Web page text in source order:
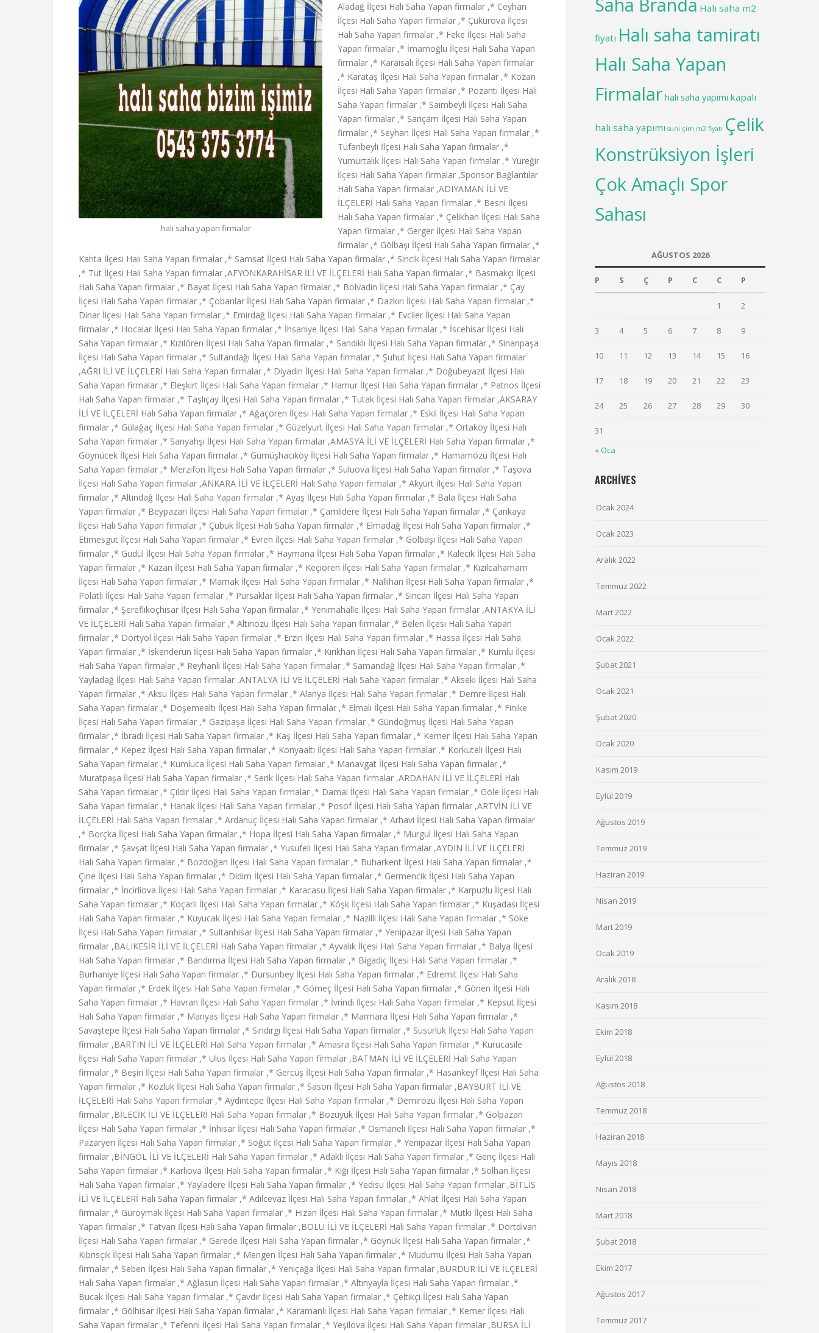
halı saha yapan firmalar
Halı saha m2
fiyatı Halı saha tamiratı
Halı Saha Yapan
Firmalar halı saha yapımı kapalı
halı saha yapımı suni çim m2 fiyatı Çelik
Konstrüksiyon İşleri
Çok Amaçlı Spor
Sahası
AĞUSTOS 2026
P S Ç P C C P
1 2
3 4 5 6 7 8 9
10 11 12 13 14 15 16
17 18 19 20 21 22 23
24 25 26 27 28 29 30
31
« Oca
ARCHIVES
Ocak 2024
Ocak 2023
Aralık 2022
Temmuz 2022
Mart 2022
Ocak 2022
Şubat 2021
Ocak 2021
Şubat 2020
Ocak 2020
Kasım 2019
Eylül 2019
Ağustos 2019
Temmuz 2019
Haziran 2019
Nisan 2019
Mart 2019
Ocak 2019
Aralık 2018
Kasım 2018
Ekim 2018
Eylül 2018
Ağustos 2018
Temmuz 2018
Haziran 2018
Mayıs 2018
Nisan 2018
Mart 2018
Şubat 2018
Ekim 2017
Ağustos 2017
Temmuz 2017